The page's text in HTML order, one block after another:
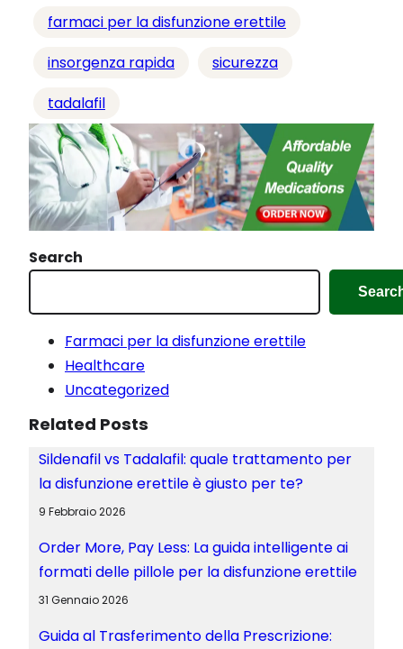
t
c
r
s
o
…
farmaci per la disfunzione erettile
insorgenza rapida
sicurezza
tadalafil
Search
Farmaci per la disfunzione erettile
Healthcare
Uncategorized
Related Posts
Sildenafil vs Tadalafil: quale trattamento per
la disfunzione erettile è giusto per te?
9 Febbraio 2026
Order More, Pay Less: La guida intelligente ai
formati delle pillole per la disfunzione erettile
31 Gennaio 2026
Guida al Trasferimento della Prescrizione: